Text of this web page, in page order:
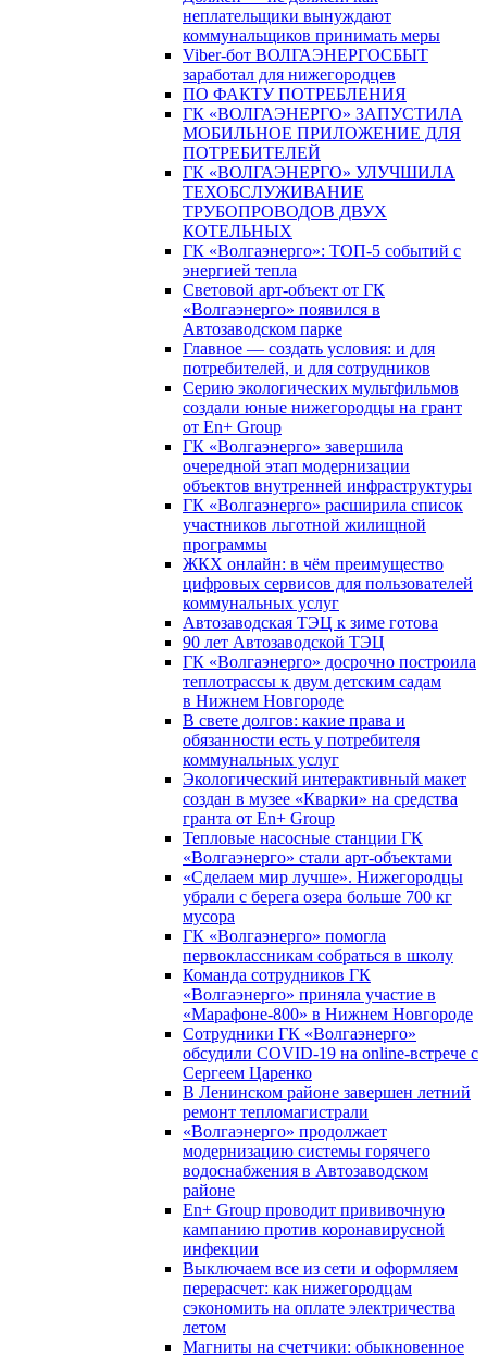
неплательщики вынуждают
коммунальщиков принимать меры
Viber-бот ВОЛГАЭНЕРГОСБЫТ
заработал для нижегородцев
ПО ФАКТУ ПОТРЕБЛЕНИЯ
ГК «ВОЛГАЭНЕРГО» ЗАПУСТИЛА
МОБИЛЬНОЕ ПРИЛОЖЕНИЕ ДЛЯ
ПОТРЕБИТЕЛЕЙ
ГК «ВОЛГАЭНЕРГО» УЛУЧШИЛА
ТЕХОБСЛУЖИВАНИЕ
ТРУБОПРОВОДОВ ДВУХ
КОТЕЛЬНЫХ
ГК «Волгаэнерго»: ТОП-5 событий с
энергией тепла
Световой арт-объект от ГК
«Волгаэнерго» появился в
Автозаводском парке
Главное — создать условия: и для
потребителей, и для сотрудников
Серию экологических мультфильмов
создали юные нижегородцы на грант
от En+ Group
ГК «Волгаэнерго» завершила
очередной этап модернизации
объектов внутренней инфраструктуры
ГК «Волгаэнерго» расширила список
участников льготной жилищной
программы
ЖКХ онлайн: в чём преимущество
цифровых сервисов для пользователей
коммунальных услуг
Автозаводская ТЭЦ к зиме готова
90 лет Автозаводской ТЭЦ
ГК «Волгаэнерго» досрочно построила
теплотрассы к двум детским садам
в Нижнем Новгороде
В свете долгов: какие права и
обязанности есть у потребителя
коммунальных услуг
Экологический интерактивный макет
создан в музее «Кварки» на средства
гранта от En+ Group
Тепловые насосные станции ГК
«Волгаэнерго» стали арт-объектами
«Сделаем мир лучше». Нижегородцы
убрали с берега озера больше 700 кг
мусора
ГК «Волгаэнерго» помогла
первоклассникам собраться в школу
Команда сотрудников ГК
«Волгаэнерго» приняла участие в
«Марафоне-800» в Нижнем Новгороде
Сотрудники ГК «Волгаэнерго»
обсудили COVID-19 на online-встрече с
Сергеем Царенко
В Ленинском районе завершен летний
ремонт тепломагистрали
«Волгаэнерго» продолжает
модернизацию системы горячего
водоснабжения в Автозаводском
районе
En+ Group проводит прививочную
кампанию против коронавирусной
инфекции
Выключаем все из сети и оформляем
перерасчет: как нижегородцам
сэкономить на оплате электричества
летом
Магниты на счетчики: обыкновенное